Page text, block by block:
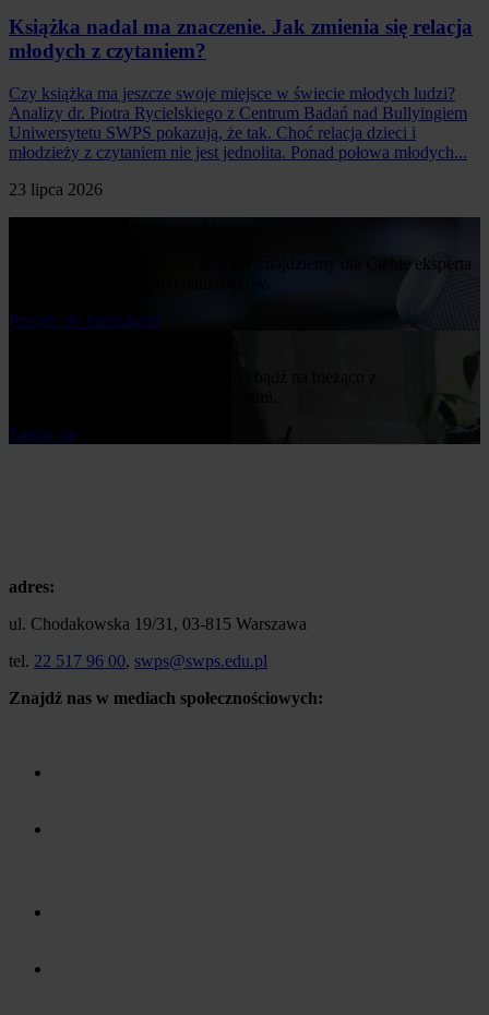
Książka nadal ma znaczenie. Jak zmienia się relacja
młodych z czytaniem?
Czy książka ma jeszcze swoje miejsce w świecie młodych ludzi?
Analizy dr. Piotra Rycielskiego z Centrum Badań nad Bullyingiem
Uniwersytetu SWPS pokazują, że tak. Choć relacja dzieci i
młodzieży z czytaniem nie jest jednolita. Ponad połowa młodych...
23 lipca 2026
Napisz nam o swoim temacie, a my znajdziemy dla Ciebie eksperta
Przejdż do formularza
Zapisz się
adres:
ul. Chodakowska 19/31, 03-815 Warszawa
tel. 22 517 96 00, swps@swps.edu.pl
Znajdź nas w mediach społecznościowych: